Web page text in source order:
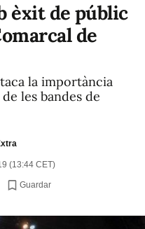
èxit de públic
de
la importància
les bandes de
(13:44 CET)
Guardar